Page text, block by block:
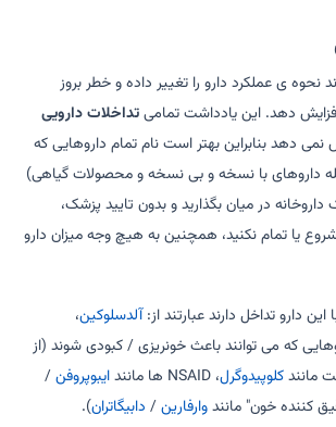
نحوه ی عملکرد دارو را تغییر داده و خطر بروز
دهد. این یادداشت تمامیتداخلات دارویی
دهد بنابراین بهتر است نام تمام داروهایی که
داروهای با نسخه و بی نسخه و محصولات گیاهی)
در میان بگذارید و بدون تایید پزشک،
یا تمام نکنید، همچنین به هیچ وجه میزان دارو
دارو تداخل دارند عبارتند از:آلدسلوکین،
که می توانند باعث خونریزی / کبودی شوند (از
مانندکلوپیدوگرل، NSAID ها مانند ایبوپروفن/
کننده خون" مانندوارفارین/ دابیگاتران).